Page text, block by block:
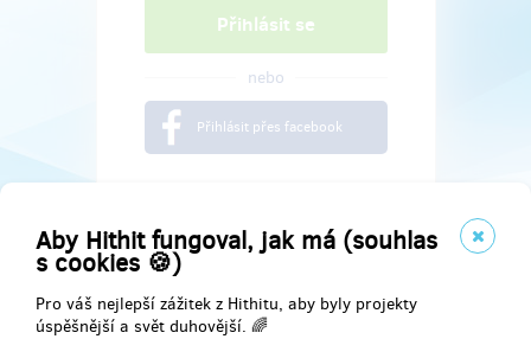
Aby Hithit fungoval, jak má (souhlas
s cookies 🍪)
Pro váš nejlepší zážitek z Hithitu, aby byly projekty
úspěšnější a svět duhovější. 🌈
nebo
Přihlásit přes facebook